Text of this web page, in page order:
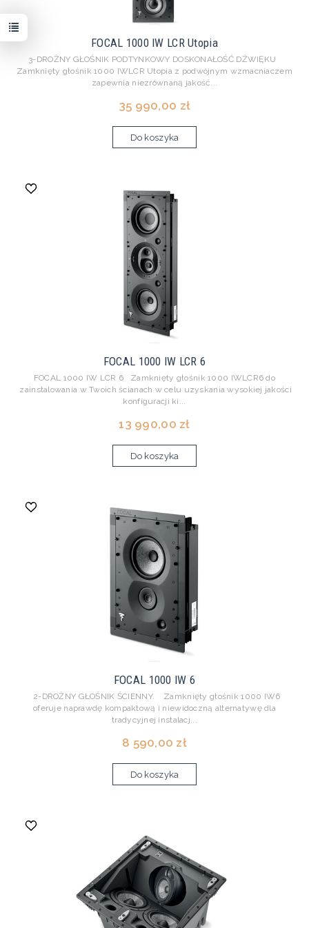
FOCAL 1000 IW LCR Utopia
3-DROŻNY GŁOŚNIK PODTYNKOWY DOSKONAŁOŚĆ DŹWIĘKU
Zamknięty głośnik 1000 IWLCR Utopia z podwójnym wzmacniaczem
zapewnia niezrównaną jakość...
35 990,00 zł
Do koszyka
FOCAL 1000 IW LCR 6
FOCAL 1000 IW LCR 6 Zamknięty głośnik 1000 IWLCR6 do
zainstalowania w Twoich ścianach w celu uzyskania wysokiej jakości
konfiguracji ki...
13 990,00 zł
Do koszyka
FOCAL 1000 IW 6
2-DROŻNY GŁOŚNIK ŚCIENNY. Zamknięty głośnik 1000 IW6
oferuje naprawdę kompaktową i niewidoczną alternatywę dla
tradycyjnej instalacj...
8 590,00 zł
Do koszyka